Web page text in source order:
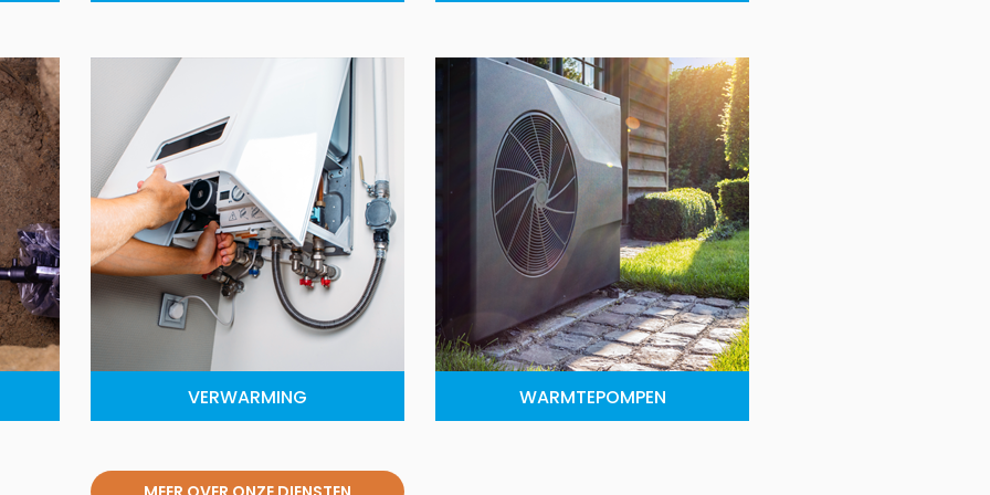
VERWARMING WARMTEPOMPEN